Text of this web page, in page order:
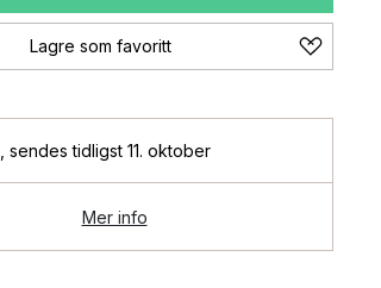
Lagre som favoritt
sendes tidligst 11. oktober
Mer info